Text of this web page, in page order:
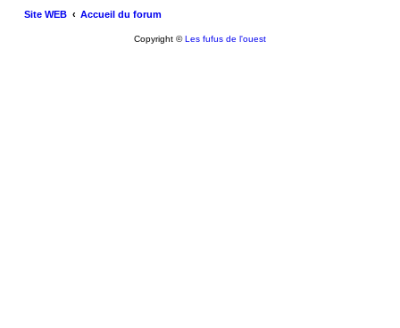
Site WEB Accueil du forum
Copyright ©Les fufus de l'ouest